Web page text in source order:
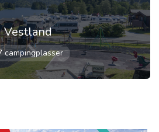
Vestland
campingplasser